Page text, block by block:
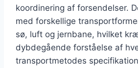
koordinering af forsendelser.
med forskellige
sø, luft og jernbane, hvilket
dybdegående forståelse af
transportmetodes